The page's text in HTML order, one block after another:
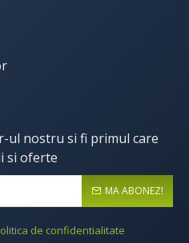
ul nostru si fi primul care
si oferte
MA ABONEZ!
de confidentialitate